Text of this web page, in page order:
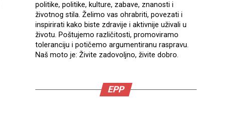
politike, politike, kulture, zabave, znanosti i
životnog stila. Želimo vas ohrabriti, povezati i
inspirirati kako biste zdravije i aktivnije uživali u
životu. Poštujemo različitosti, promoviramo
toleranciju i potičemo argumentiranu raspravu.
Naš moto je: Živite zadovoljno, živite dobro.
EPP